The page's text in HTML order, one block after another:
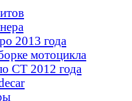
2013 года
мотоцикла
СТ 2012 года